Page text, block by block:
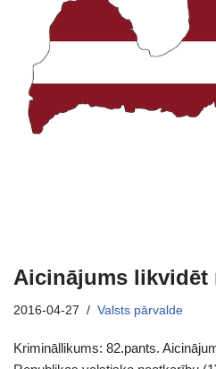
Aicinājums likvidēt
2016-04-27 Valsts pārvalde
Krimināllikums: 82.pants.